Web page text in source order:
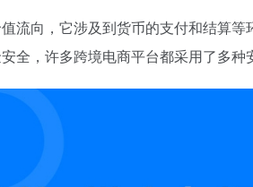
流向，它涉及到货币的支付和结算等
全，许多跨境电商平台都采用了多种